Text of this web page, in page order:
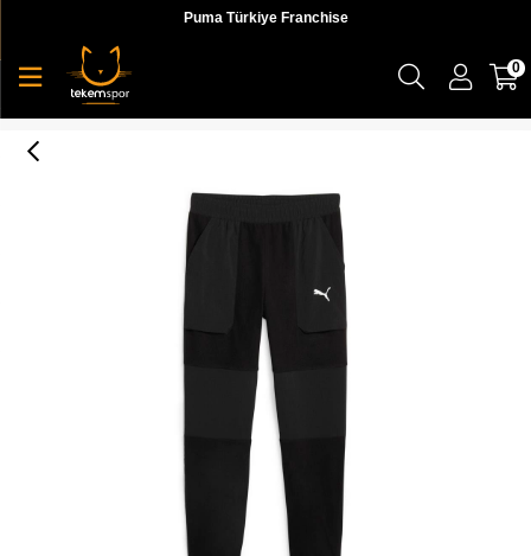
Puma Türkiye Franchise
0